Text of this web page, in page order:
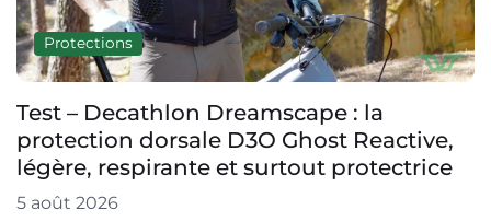
Protections
Test – Decathlon Dreamscape : la
protection dorsale D3O Ghost Reactive,
légère, respirante et surtout protectrice
5 août 2026